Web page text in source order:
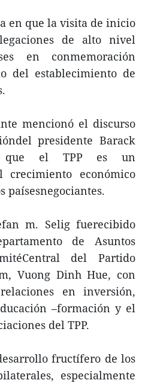
en que la visita de inicio
de alto nivel
en conmemoración
del establecimiento de
mencionó el discurso
presidente Barack
que el TPP es un
crecimiento económico
paísesnegociantes.
m. Selig fuerecibido
de Asuntos
del Partido
Vuong Dinh Hue, con
en inversión,
–formación y el
del TPP.
fructífero de los
especialmente